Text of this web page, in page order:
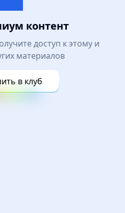
контент
доступ к этому и
материалов
в клуб